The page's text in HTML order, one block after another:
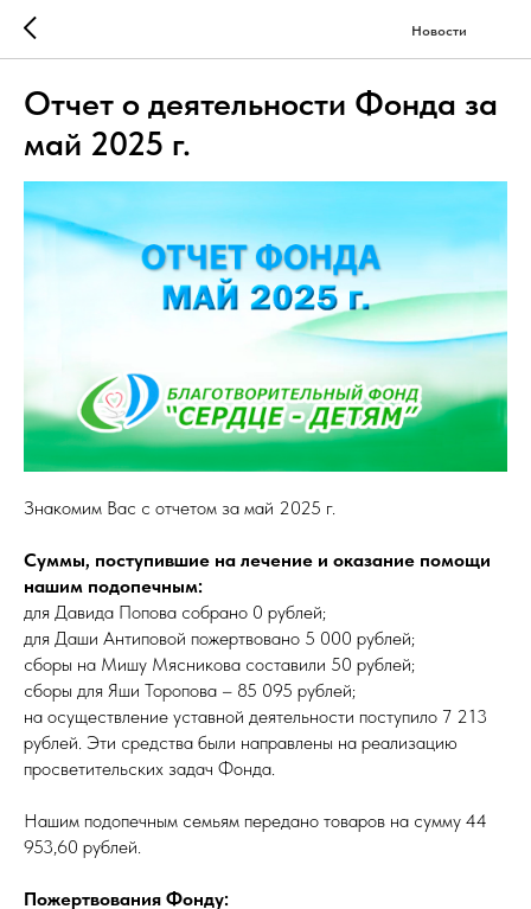
Новости
Отчет о деятельности Фонда за
май 2025 г.
Знакомим Вас с отчетом за май 2025 г.
Суммы, поступившие на лечение и оказание помощи
нашим подопечным:
для Давида Попова собрано 0 рублей;
для Даши Антиповой пожертвовано 5 000 рублей;
сборы на Мишу Мясникова составили 50 рублей;
сборы для Яши Торопова – 85 095 рублей;
на осуществление уставной деятельности поступило 7 213
рублей. Эти средства были направлены на реализацию
просветительских задач Фонда.
Нашим подопечным семьям передано товаров на сумму 44
953,60 рублей.
Пожертвования Фонду: